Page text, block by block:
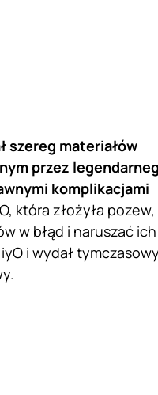
szereg materiałów
przez
komplikacjami
która złożyła pozew,
w błąd i naruszać
i wydał